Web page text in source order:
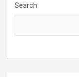
Search